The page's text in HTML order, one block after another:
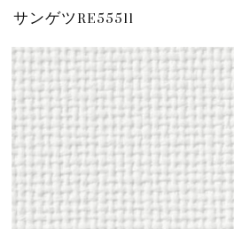
DIYお役立ち情報
2025.12.22
DIYで猫ちゃんドアを付けよう。...
DIYお役立ち情報
2024.7.11
サンゲツリザーブの壁紙について...
サンゲツRE55511